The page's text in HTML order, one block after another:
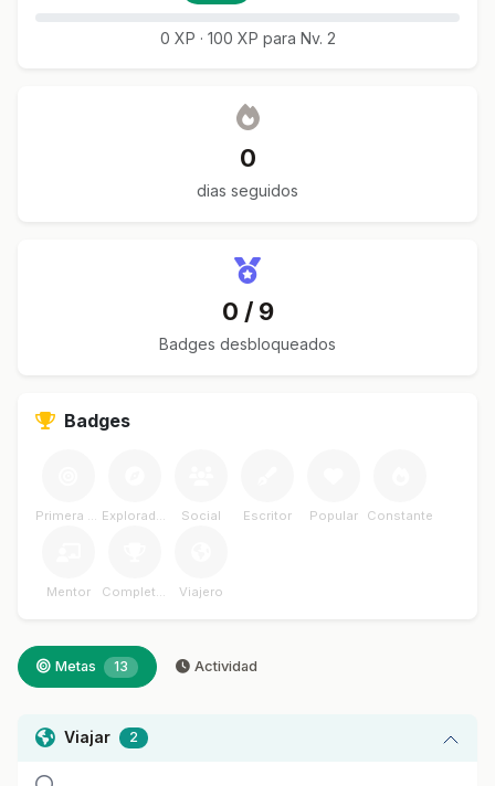
0 XP · 100 XP para Nv. 2
0
dias seguidos
0 / 9
Badges desbloqueados
Badges
Primera Meta Explorador Social Escritor Popular Constante
Mentor Completador Viajero
Metas 13 Actividad
Viajar 2